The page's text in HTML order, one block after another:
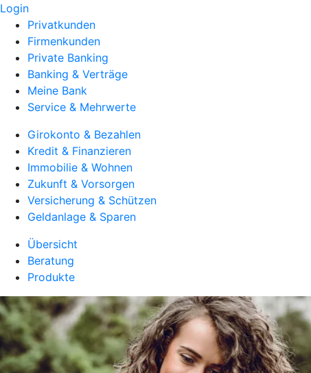
Login
Privatkunden
Firmenkunden
Private Banking
Banking & Verträge
Meine Bank
Service & Mehrwerte
Girokonto & Bezahlen
Kredit & Finanzieren
Immobilie & Wohnen
Zukunft & Vorsorgen
Versicherung & Schützen
Geldanlage & Sparen
Übersicht
Beratung
Produkte